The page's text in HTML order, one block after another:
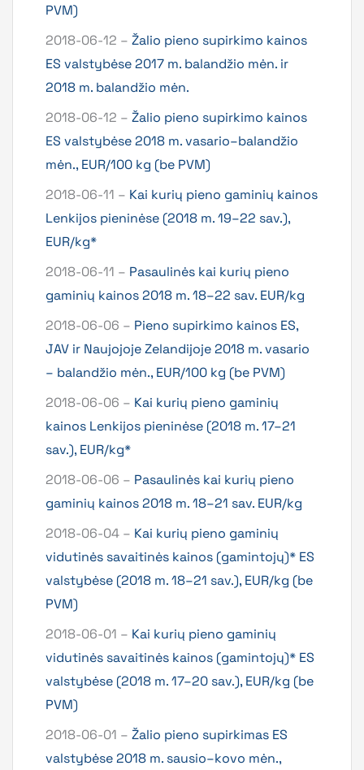
PVM)
2018-06-12 – Žalio pieno supirkimo kainos
ES valstybėse 2017 m. balandžio mėn. ir
2018 m. balandžio mėn.
2018-06-12 – Žalio pieno supirkimo kainos
ES valstybėse 2018 m. vasario–balandžio
mėn., EUR/100 kg (be PVM)
2018-06-11 – Kai kurių pieno gaminių kainos
Lenkijos pieninėse (2018 m. 19–22 sav.),
EUR/kg*
2018-06-11 – Pasaulinės kai kurių pieno
gaminių kainos 2018 m. 18–22 sav. EUR/kg
2018-06-06 – Pieno supirkimo kainos ES,
JAV ir Naujojoje Zelandijoje 2018 m. vasario
– balandžio mėn., EUR/100 kg (be PVM)
2018-06-06 – Kai kurių pieno gaminių
kainos Lenkijos pieninėse (2018 m. 17–21
sav.), EUR/kg*
2018-06-06 – Pasaulinės kai kurių pieno
gaminių kainos 2018 m. 18–21 sav. EUR/kg
2018-06-04 – Kai kurių pieno gaminių
vidutinės savaitinės kainos (gamintojų)* ES
valstybėse (2018 m. 18–21 sav.), EUR/kg (be
PVM)
2018-06-01 – Kai kurių pieno gaminių
vidutinės savaitinės kainos (gamintojų)* ES
valstybėse (2018 m. 17–20 sav.), EUR/kg (be
PVM)
2018-06-01 – Žalio pieno supirkimas ES
valstybėse 2018 m. sausio–kovo mėn.,